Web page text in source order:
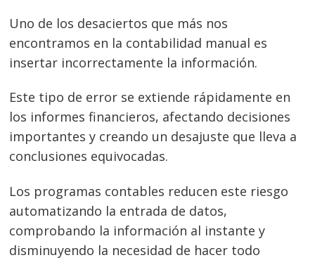
Uno de los desaciertos que más nos
encontramos en la contabilidad manual es
insertar incorrectamente la información.
Este tipo de error se extiende rápidamente en
los informes financieros, afectando decisiones
importantes y creando un desajuste que lleva a
conclusiones equivocadas.
Los programas contables reducen este riesgo
automatizando la entrada de datos,
comprobando la información al instante y
disminuyendo la necesidad de hacer todo